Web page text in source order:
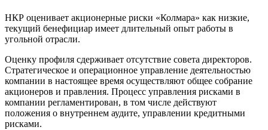
НКР оценивает акционерные риски «Колмара» как низкие,
текущий бенефициар имеет длительный опыт работы в
угольной отрасли.
Оценку профиля сдерживает отсутствие совета директоров.
Стратегическое и операционное управление деятельностью
компании в настоящее время осуществляют общее собрание
акционеров и правления. Процесс управления рисками в
компании регламентирован, в том числе действуют
положения о внутреннем аудите, управлении кредитными
рисками.